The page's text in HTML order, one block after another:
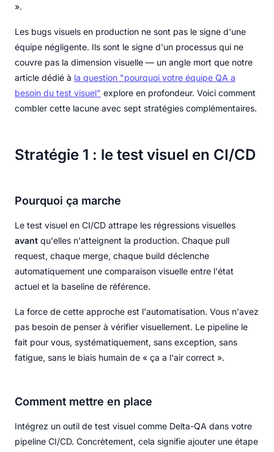
».
Les bugs visuels en production ne sont pas le signe d'une
équipe négligente. Ils sont le signe d'un processus qui ne
couvre pas la dimension visuelle — un angle mort que notre
article dédié à la question "pourquoi votre équipe QA a
besoin du test visuel" explore en profondeur. Voici comment
combler cette lacune avec sept stratégies complémentaires.
Stratégie 1 : le test visuel en CI/CD
Pourquoi ça marche
Le test visuel en CI/CD attrape les régressions visuelles
avant qu'elles n'atteignent la production. Chaque pull
request, chaque merge, chaque build déclenche
automatiquement une comparaison visuelle entre l'état
actuel et la baseline de référence.
La force de cette approche est l'automatisation. Vous n'avez
pas besoin de penser à vérifier visuellement. Le pipeline le
fait pour vous, systématiquement, sans exception, sans
fatigue, sans le biais humain de « ça a l'air correct ».
Comment mettre en place
Intégrez un outil de test visuel comme Delta-QA dans votre
pipeline CI/CD. Concrètement, cela signifie ajouter une étape